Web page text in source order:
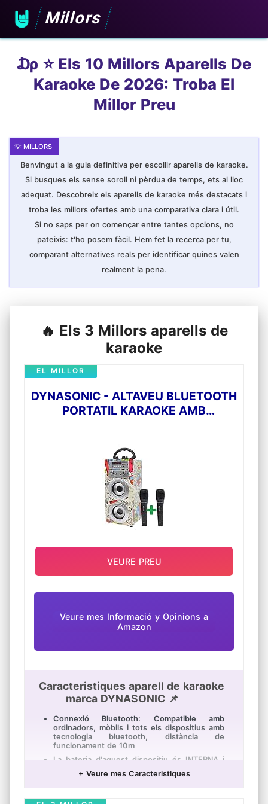
Millors
₯ ⭐️ Els 10 Millors Aparells De
Karaoke De 2026: Troba El
Millor Preu
Benvingut a la guia definitiva per escollir aparells de karaoke.
Si busques els sense soroll ni pèrdua de temps, ets al lloc
adequat. Descobreix els aparells de karaoke més destacats i
troba les millors ofertes amb una comparativa clara i útil.
Si no saps per on començar entre tantes opcions, no
pateixis: t'ho posem fàcil. Hem fet la recerca per tu,
comparant alternatives reals per identificar quines valen
realment la pena.
🔥 Els 3 Millors aparells de
karaoke
DYNASONIC - ALTAVEU BLUETOOTH
PORTATIL KARAOKE AMB
MICRÒFONS)
EL MILLOR
Veure mes Informació y Opinions a
Amazon
Caracteristiques aparell de karaoke
marca DYNASONIC 📌
Connexió Bluetooth: Compatible amb
ordinadors, mòbils i tots els dispositius amb
tecnologia bluetooth, distància de
funcionament de 10m
La bateria d'aquest dispositiu és INTERNA i
inferior és per a afegir una bateria extra tipus
Entrada AUX IN per a minijack de 3.5mm,
VEURE PREU
+ Veure mes Caracteristiques